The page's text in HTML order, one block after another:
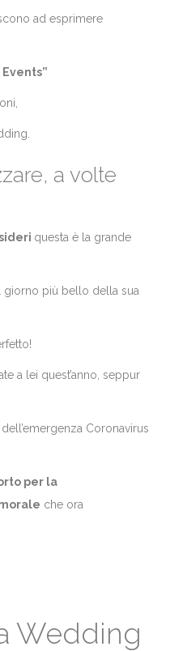
ad esprimere
Events”
a volte
questa è la grande
giorno più bello della sua
a lei quest’anno, seppur
Coronavirus
per la
che ora
Wedding